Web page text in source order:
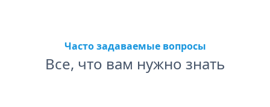
Часто задаваемые вопросы
Все, что вам нужно знать